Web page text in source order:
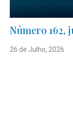
Número 162,
26 de Julho, 2026